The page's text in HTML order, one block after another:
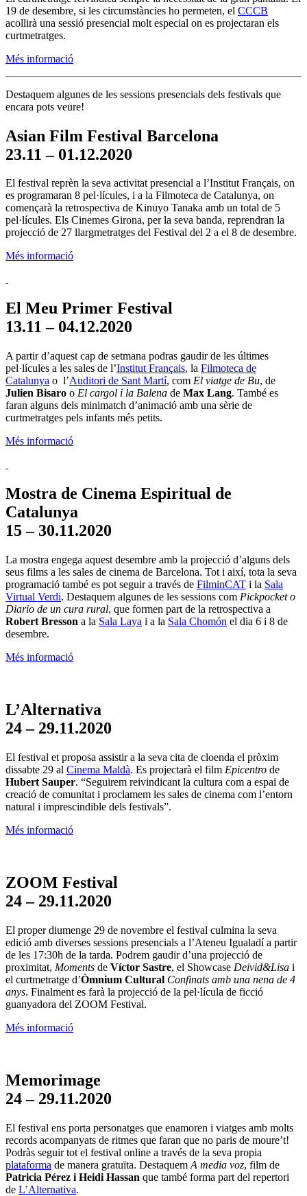
19 de desembre, si les circumstàncies ho permeten, el CCCB
acollirà una sessió presencial molt especial on es projectaran els
curtmetratges.
Més informació
Destaquem algunes de les sessions presencials dels festivals que
encara pots veure!
Asian Film Festival Barcelona
23.11 – 01.12.2020
El festival reprèn la seva activitat presencial a l’Institut Français, on
es programaran 8 pel·lícules, i a la Filmoteca de Catalunya, on
començarà la retrospectiva de Kinuyo Tanaka amb un total de 5
pel·lícules. Els Cinemes Girona, per la seva banda, reprendran la
projecció de 27 llargmetratges del Festival del 2 a el 8 de desembre.
Més informació
El Meu Primer Festival
13.11 – 04.12.2020
A partir d’aquest cap de setmana podras gaudir de les últimes
pel·lícules a les sales de l’Institut Français, la Filmoteca de
Catalunya o l’Auditori de Sant Martí, com El viatge de Bu, de
Julien Bisaro o El cargol i la Balena de Max Lang. També es
faran alguns dels minimatch d’animació amb una sèrie de
curtmetratges pels infants més petits.
Més informació
Mostra de Cinema Espiritual de
Catalunya
15 – 30.11.2020
La mostra engega aquest desembre amb la projecció d’alguns dels
seus films a les sales de cinema de Barcelona. Tot i així, tota la seva
programació també es pot seguir a través de FilminCAT i la Sala
Virtual Verdi. Destaquem algunes de les sessions com Pickpocket o
Diario de un cura rural, que formen part de la retrospectiva a
Robert Bresson a la Sala Laya i a la Sala Chomón el dia 6 i 8 de
desembre.
Més informació
L’Alternativa
24 – 29.11.2020
El festival et proposa assistir a la seva cita de cloenda el pròxim
dissabte 29 al Cinema Maldà. Es projectarà el film Epicentro de
Hubert Sauper. “Seguirem reivindicant la cultura com a espai de
creació de comunitat i proclamem les sales de cinema com l’entorn
natural i imprescindible dels festivals”.
Més informació
ZOOM Festival
24 – 29.11.2020
El proper diumenge 29 de novembre el festival culmina la seva
edició amb diverses sessions presencials a l’Ateneu Igualadí a partir
de les 17:30h de la tarda. Podrem gaudir d’una projecció de
proximitat, Moments de Víctor Sastre, el Showcase Deivid&Lisa i
el curtmetratge d’Òmnium Cultural Confinats amb una nena de 4
anys. Finalment es farà la projecció de la pel·lícula de ficció
guanyadora del ZOOM Festival.
Més informació
Memorimage
24 – 29.11.2020
El festival ens porta personatges que enamoren i viatges amb molts
records acompanyats de ritmes que faran que no paris de moure’t!
Podràs seguir tot el festival online a través de la seva propia
plataforma de manera gratuïta. Destaquem A media voz, film de
Patricia Pérez i Heidi Hassan que també forma part del repertori
de L’Alternativa.